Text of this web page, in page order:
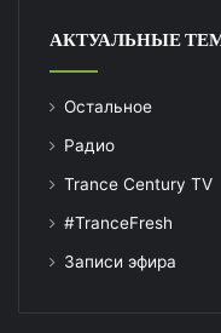
АКТУАЛЬНЫЕ
Остальное
Радио
Trance Century TV
#TranceFresh
Записи эфира